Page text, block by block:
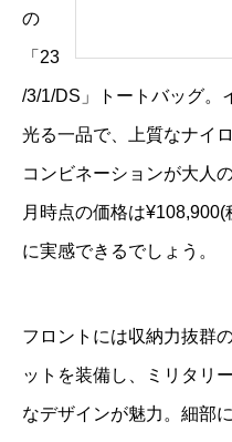
の
「23
/3/1/DS」トートバッグ。
光る一品で、上質なナイ
コンビネーションが大人
月時点の価格は
に実感できるでしょう。
フロントには収納力抜群
ットを装備し、ミリタリ
なデザインが魅力。細部